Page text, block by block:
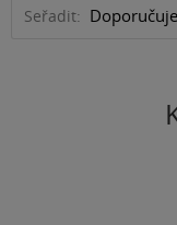
Seřadit: